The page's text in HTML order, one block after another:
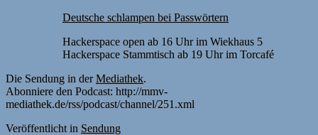
Deutsche schlampen bei Passwörtern
Hackerspace open ab 16 Uhr im Wiekhaus 5
Hackerspace Stammtisch ab 19 Uhr im Torcafé
Die Sendung in derMediathek.
Abonniere den Podcast: http://mmv-
mediathek.de/rss/podcast/channel/251.xml
Veröffentlicht in Sendung